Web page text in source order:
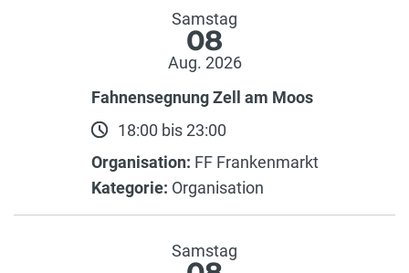
Samstag
08
Aug. 2026
Fahnensegnung Zell am Moos
18:00 bis 23:00
Organisation: FF Frankenmarkt
Kategorie: Organisation
Samstag